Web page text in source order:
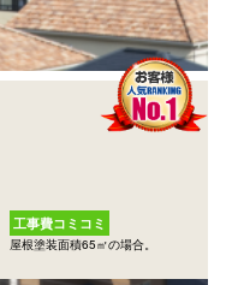
工事費コミコミ
屋根塗装面積65㎡の場合。